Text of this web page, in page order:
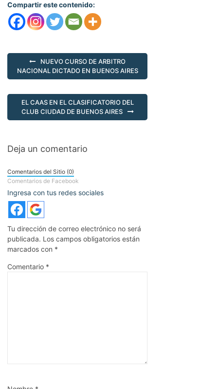
Compartir este contenido:
NUEVO CURSO DE ARBITRO
NACIONAL DICTADO EN BUENOS AIRES
EL CAAS EN EL CLASIFICATORIO DEL
CLUB CIUDAD DE BUENOS AIRES
Deja un comentario
Comentarios del Sitio (0)
Comentarios de Facebook
Ingresa con tus redes sociales
Tu dirección de correo electrónico no será
publicada. Los campos obligatorios están
marcados con *
Comentario *